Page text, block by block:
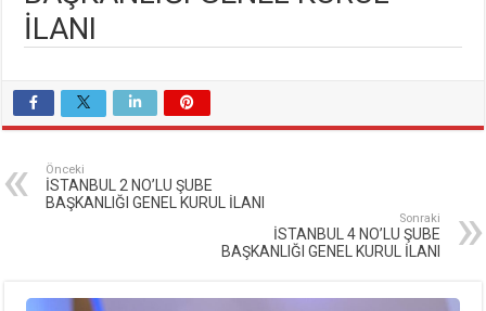
İLANI
Önceki
İSTANBUL 2 NO’LU ŞUBE
BAŞKANLIĞI GENEL KURUL İLANI
Sonraki
İSTANBUL 4 NO’LU ŞUBE
BAŞKANLIĞI GENEL KURUL İLANI